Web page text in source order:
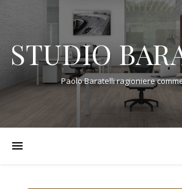
STUDIO
Paolo Baratelli ragioniere